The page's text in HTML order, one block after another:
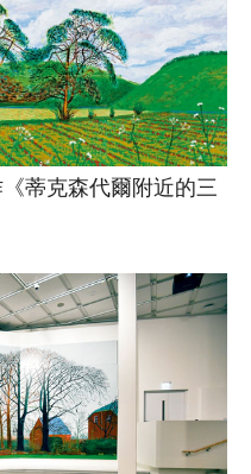
蒂克森代爾附近的三